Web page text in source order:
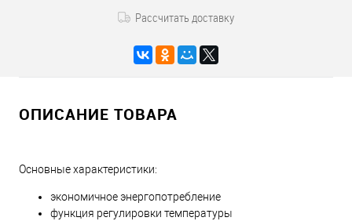
Рассчитать доставку
ОПИСАНИЕ ТОВАРА
Основные характеристики:
экономичное энергопотребление
функция регулировки температуры